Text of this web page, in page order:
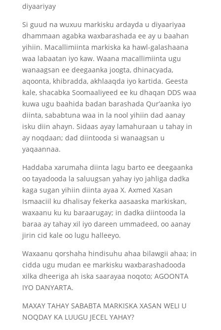
diyaariyay
Si guud na wuxuu markisku ardayda u diyaariyaa
dhammaan agabka waxbarashada ee ay u baahan
yihiin. Macallimiinta markiska ka hawl-galashaana
waa labaatan iyo kaw. Waana macallimiinta ugu
wanaagsan ee deegaanka joogta, dhinacyada,
aqoonta, khibradda, akhlaaqda iyo kartida. Geesta
kale, shacabka Soomaaliyeed ee ku dhaqan DDS waa
kuwa ugu baahida badan barashada Qur’aanka iyo
diinta, sababtuna waa in la nool yihiin dad aanay
isku diin ahayn. Sidaas ayay lamahuraan u tahay in
ay noqdaan; dad diintooda si wanaagsan u
yaqaannaa.
Haddaba xarumaha diinta lagu barto ee deegaanka
oo tayadooda la saluugsan yahay iyo jahliga dadka
kaga sugan yihiin diinta ayaa X. Axmed Xasan
Ismaaciil ku dhalisay fekerka aasaaska markiskan,
waxaanu ku ku baraarugay; in dadka diintooda la
baraa ay tahay xil iyo dareen ummadeed, oo aanay
jirin cid kale oo lugu halleeyo.
Waxaanu qorshaha hindisuhu ahaa bilawgii ahaa; in
cidda ugu mudan ee markisku waxbarashadooda
xilka dheeriga ah iska saarayaa noqoto; AGOONTA
IYO DANYARTA.
MAXAY TAHAY SABABTA MARKISKA XASAN WELI U
NOQDAY KA LUUGU JECEL YAHAY?